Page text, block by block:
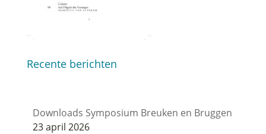
Recente berichten
Downloads Symposium Breuken en Bruggen
23 april 2026